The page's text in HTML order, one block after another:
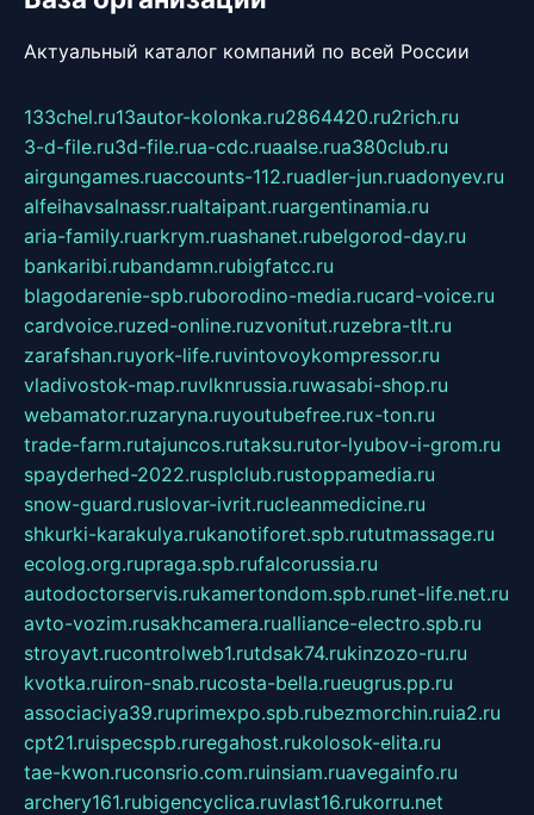
Актуальный каталог компаний по всей России
133chel.ru13autor-kolonka.ru2864420.ru2rich.ru
3-d-file.ru3d-file.rua-cdc.ruaalse.rua380club.ru
airgungames.ruaccounts-112.ruadler-jun.ruadonyev.ru
alfeihavsalnassr.rualtaipant.ruargentinamia.ru
aria-family.ruarkrym.ruashanet.rubelgorod-day.ru
bankaribi.rubandamn.rubigfatcc.ru
blagodarenie-spb.ruborodino-media.rucard-voice.ru
cardvoice.ruzed-online.ruzvonitut.ruzebra-tlt.ru
zarafshan.ruyork-life.ruvintovoykompressor.ru
vladivostok-map.ruvlknrussia.ruwasabi-shop.ru
webamator.ruzaryna.ruyoutubefree.rux-ton.ru
trade-farm.rutajuncos.rutaksu.rutor-lyubov-i-grom.ru
spayderhed-2022.rusplclub.rustoppamedia.ru
snow-guard.ruslovar-ivrit.rucleanmedicine.ru
shkurki-karakulya.rukanotiforet.spb.rututmassage.ru
ecolog.org.rupraga.spb.rufalcorussia.ru
autodoctorservis.rukamertondom.spb.runet-life.net.ru
avto-vozim.rusakhcamera.rualliance-electro.spb.ru
stroyavt.rucontrolweb1.rutdsak74.rukinzozo-ru.ru
kvotka.ruiron-snab.rucosta-bella.rueugrus.pp.ru
associaciya39.ruprimexpo.spb.rubezmorchin.ruia2.ru
cpt21.ruispecspb.ruregahost.rukolosok-elita.ru
tae-kwon.ruconsrio.com.ruinsiam.ruavegainfo.ru
archery161.rubigencyclica.ruvlast16.rukorru.net